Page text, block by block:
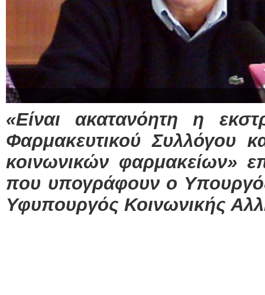
«Είναι ακατανόητη η
Φαρμακευτικού Συλλόγου
κοινωνικών φαρμακείων»
που υπογράφουν ο
Υφυπουργός Κοινωνικής